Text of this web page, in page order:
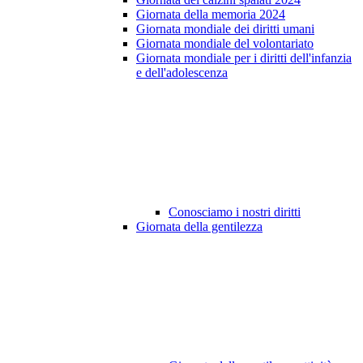
Giornata della memoria 2024
Giornata mondiale dei diritti umani
Giornata mondiale del volontariato
Giornata mondiale per i diritti dell'infanzia
e dell'adolescenza
Conosciamo i nostri diritti
Giornata della gentilezza